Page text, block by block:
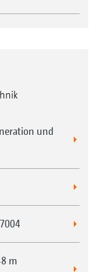
und
m